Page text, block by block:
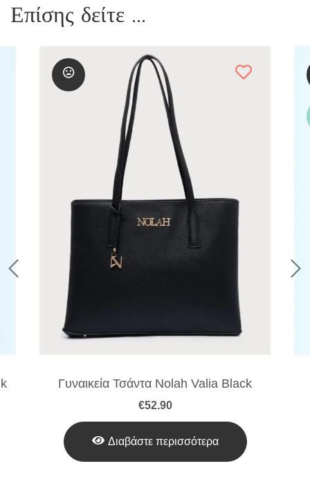
Επίσης δείτε ...
Γυναικεία Τσάντα Nolah Valia Black
€52.90
Διαβάστε περισσότερα